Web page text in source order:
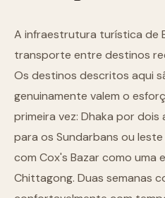
A infraestrutura turística de
transporte entre destinos
Os destinos descritos aqui
genuinamente valem o
primeira vez: Dhaka por dois
para os Sundarbans ou leste
com Cox's Bazar como uma
Chittagong. Duas semanas